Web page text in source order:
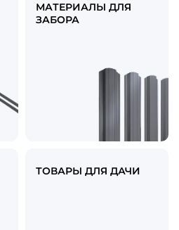
МАТЕРИАЛЫ ДЛЯ
ЗАБОРА
ТОВАРЫ ДЛЯ ДАЧИ